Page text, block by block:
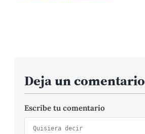
Deja un comentario
Escribe tu comentario